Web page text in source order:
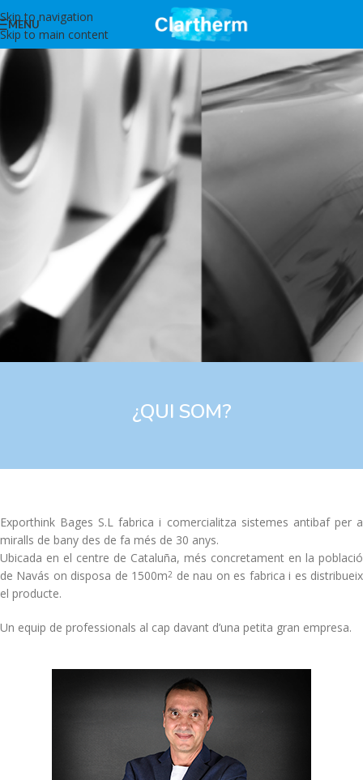
Skip to navigation
Skip to main content
MENU
¿QUI SOM?
Exporthink Bages S.L fabrica i comercialitza sistemes antibaf per a
miralls de bany des de fa més de 30 anys.
Ubicada en el centre de Cataluña, més concretament en la població
de Navás on disposa de 1500m2 de nau on es fabrica i es distribueix
el producte.
Un equip de professionals al cap davant d’una petita gran empresa.